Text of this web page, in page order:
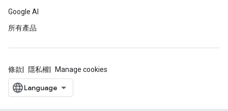
Google AI
所有產品
條款 隱私權 Manage cookies